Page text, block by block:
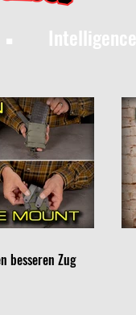
Intelligence
·
besseren Zug